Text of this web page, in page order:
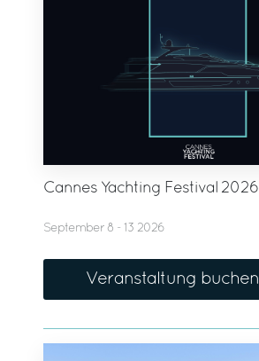
Cannes Yachting Festival 2026
September 8 - 13 2026
Veranstaltung buchen